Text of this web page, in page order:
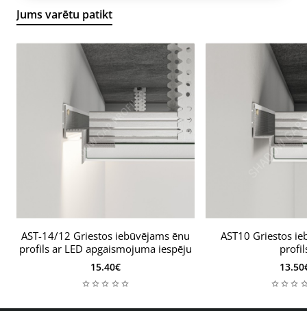
Materiāls:Alumīnijs
Profila augstums:
Profila redzamais augstums:26,5 mm
Profila platums:13 mm
Profila garums:
2500 mm
Jums varētu patikt
🔥 Bestsellers
AST-14/12 Griestos iebūvējams ēnu
profils ar LED apgaismojuma iespēju
15.40€
AST10 Griestos